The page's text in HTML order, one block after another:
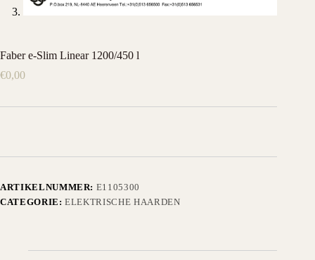
Faber e-Slim Linear 1200/450 l
€0,00
ARTIKELNUMMER: E1105300
CATEGORIE:ELEKTRISCHE HAARDEN